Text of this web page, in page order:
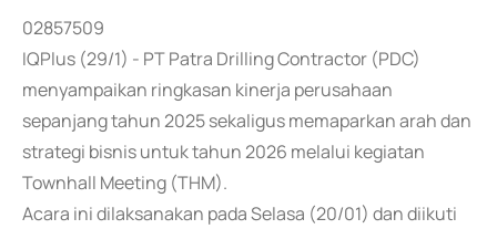
02857509
IQPlus (29/1) - PT Patra Drilling Contractor (PDC)
menyampaikan ringkasan kinerja perusahaan
sepanjang tahun 2025 sekaligus memaparkan arah dan
strategi bisnis untuk tahun 2026 melalui kegiatan
Townhall Meeting (THM).
Acara ini dilaksanakan pada Selasa (20/01) dan diikuti